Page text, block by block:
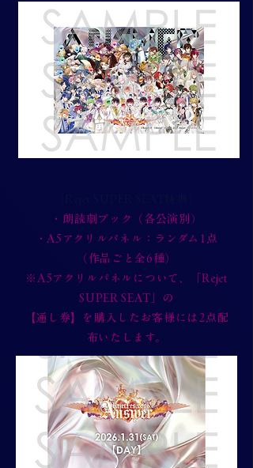
・朗読劇ブック（各公演別）
・A5アクリルパネル：ランダム1点
（作品ごと全6種）
※A5アクリルパネルについて、「Rejet
SUPER SEAT」の
【通し券】を購入したお客様には2点配
布いたします。